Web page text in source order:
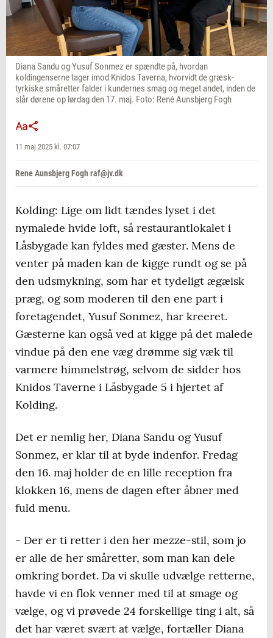
Diana Sandu og Yusuf Sonmez er spændte på, hvordan
koldingenserne tager imod Knidos Taverna, hvorvidt de græsk-
tyrkiske småretter falder i kundernes smag og meget andet, inden de
slår dørene op lørdag den 17. maj. Foto: René Aunsbjerg Fogh
11 maj 2025 kl. 07:07
Rene Aunsbjerg Fogh raf@jv.dk
Kolding: Lige om lidt tændes lyset i det
nymalede hvide loft, så restaurantlokalet i
Låsbygade kan fyldes med gæster. Mens de
venter på maden kan de kigge rundt og se på
den udsmykning, som har et tydeligt ægæisk
præg, og som moderen til den ene part i
foretagendet, Yusuf Sonmez, har kreeret.
Gæsterne kan også ved at kigge på det malede
vindue på den ene væg drømme sig væk til
varmere himmelstrøg, selvom de sidder hos
Knidos Taverne i Låsbygade 5 i hjertet af
Kolding.
Det er nemlig her, Diana Sandu og Yusuf
Sonmez, er klar til at byde indenfor. Fredag
den 16. maj holder de en lille reception fra
klokken 16, mens de dagen efter åbner med
fuld menu.
- Der er ti retter i den her mezze-stil, som jo
er alle de her småretter, som man kan dele
omkring bordet. Da vi skulle udvælge retterne,
havde vi en flok venner med til at smage og
vælge, og vi prøvede 24 forskellige ting i alt, så
det har været svært at vælge, fortæller Diana